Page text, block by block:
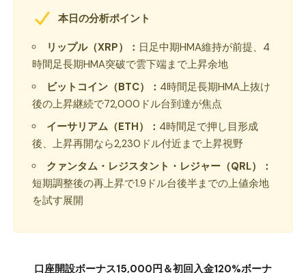
本日の分析ポイント
リップル（XRP）： 日足中期HMA維持が前提、4
時間足長期HMA突破で雲下端まで上昇余地
ビットコイン（BTC）： 4時間足長期HMA上抜け
後の上昇継続で72,000ドル台到達が焦点
イーサリアム（ETH）： 4時間足で押し目形成
後、上昇再開なら2,230ドル付近まで上昇視野
クァンタム・レジスタント・レジャー（QRL）：
短期調整後の再上昇で1.9ドル台後半までの上値余地
を試す展開
口座開設ボーナス15,000円＆初回入金120%ボーナ